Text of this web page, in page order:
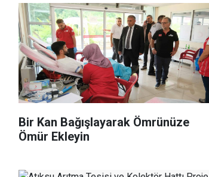
Bir Kan Bağışlayarak Ömrünüze
Ömür Ekleyin